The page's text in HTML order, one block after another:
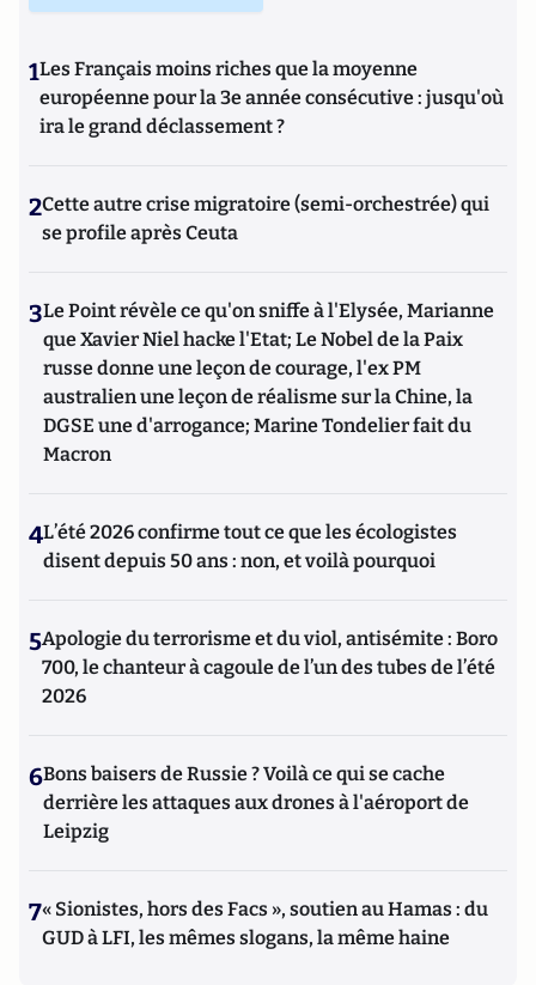
1Les Français moins riches que la moyenne
européenne pour la 3e année consécutive : jusqu'où
ira le grand déclassement ?
2Cette autre crise migratoire (semi-orchestrée) qui
se profile après Ceuta
3Le Point révèle ce qu'on sniffe à l'Elysée, Marianne
que Xavier Niel hacke l'Etat; Le Nobel de la Paix
russe donne une leçon de courage, l'ex PM
australien une leçon de réalisme sur la Chine, la
DGSE une d'arrogance; Marine Tondelier fait du
Macron
4L’été 2026 confirme tout ce que les écologistes
disent depuis 50 ans : non, et voilà pourquoi
5Apologie du terrorisme et du viol, antisémite : Boro
700, le chanteur à cagoule de l’un des tubes de l’été
2026
6Bons baisers de Russie ? Voilà ce qui se cache
derrière les attaques aux drones à l'aéroport de
Leipzig
7« Sionistes, hors des Facs », soutien au Hamas : du
GUD à LFI, les mêmes slogans, la même haine